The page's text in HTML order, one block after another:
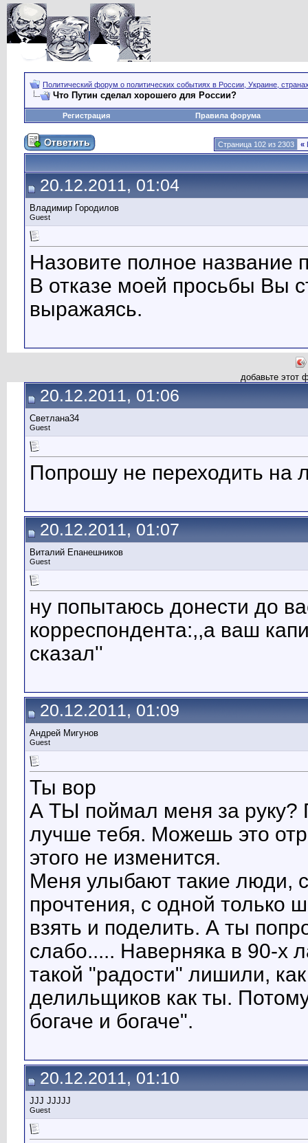
Политический форум о политических событиях в России, Украине,
Что Путин сделал хорошего для России?
Регистрация Правила форума
Страница 102 из 2303 «
20.12.2011, 01:04
Владимир Городилов
Guest
Назовите полное название
В отказе моей просьбы Вы
выражаясь.
добавьте этот
20.12.2011, 01:06
Светлана34
Guest
Попрошу не переходить на
20.12.2011, 01:07
Виталий Епанешников
Guest
ну попытаюсь донести до
корреспондента:,,а ваш
сказал''
20.12.2011, 01:09
Андрей Мигунов
Guest
Ты вор
А ТЫ поймал меня за
лучше тебя. Можешь это
этого не изменится.
Меня улыбают такие люди,
прочтения, с одной только
взять и поделить. А ты
слабо..... Наверняка в 90-х
такой "радости" лишили,
делильщиков как ты.
богаче и богаче".
20.12.2011, 01:10
JJJ JJJJJ
Guest